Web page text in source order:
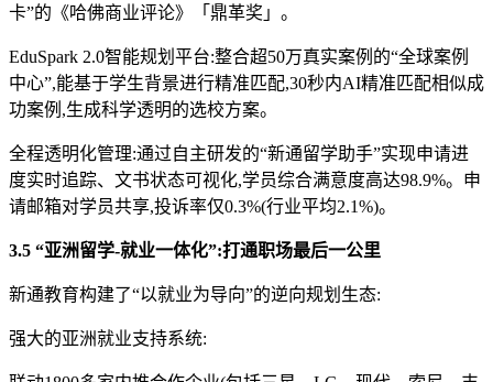
卡”的《哈佛商业评论》「鼎革奖」。
EduSpark 2.0智能规划平台:整合超50万真实案例的“全球案例
中心”,能基于学生背景进行精准匹配,30秒内AI精准匹配相似成
功案例,生成科学透明的选校方案。
全程透明化管理:通过自主研发的“新通留学助手”实现申请进
度实时追踪、文书状态可视化,学员综合满意度高达98.9%。申
请邮箱对学员共享,投诉率仅0.3%(行业平均2.1%)。
3.5 “亚洲留学-就业一体化”:打通职场最后一公里
新通教育构建了“以就业为导向”的逆向规划生态:
强大的亚洲就业支持系统: